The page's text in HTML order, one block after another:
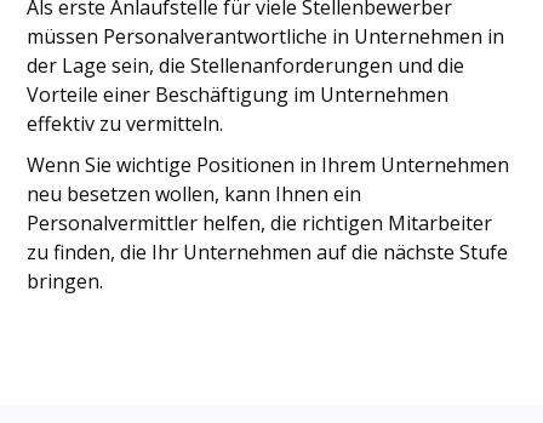
Als erste Anlaufstelle für viele Stellenbewerber
müssen Personalverantwortliche in Unternehmen in
der Lage sein, die Stellenanforderungen und die
Vorteile einer Beschäftigung im Unternehmen
effektiv zu vermitteln.
Wenn Sie wichtige Positionen in Ihrem Unternehmen
neu besetzen wollen, kann Ihnen ein
Personalvermittler helfen, die richtigen Mitarbeiter
zu finden, die Ihr Unternehmen auf die nächste Stufe
bringen.